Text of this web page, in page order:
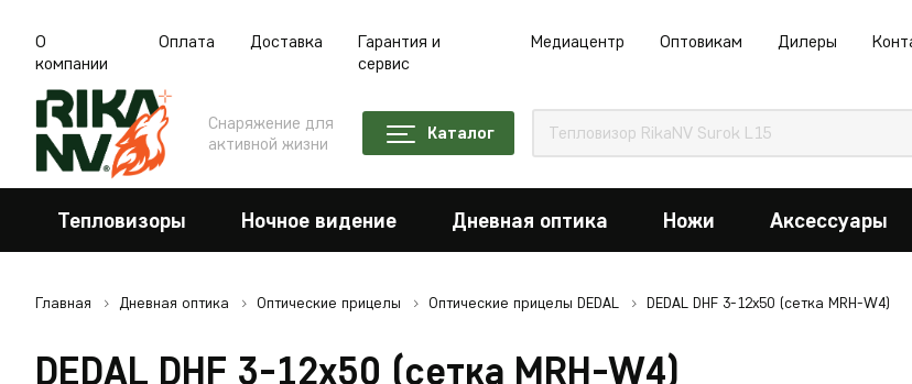
О
компании
Оплата Доставка
Гарантия и
сервис
Медиацентр Оптовикам Дилеры
Снаряжение для
активной жизни
Каталог
Тепловизоры Ночное видение Дневная оптика Ножи Аксессуары
Главная Дневная оптика Оптические прицелы Оптические прицелы DEDAL DEDAL DHF 3-12x50 (сетка MRH-W4)
DEDAL DHF 3-12x50 (сетка MRH-W4)